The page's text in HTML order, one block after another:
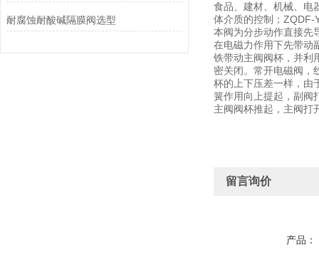
耐腐蚀耐酸碱隔膜阀选型
食品、建材、机械、电
体介质的控制；ZQDF-
本阀为分步动作直接先
在电磁力作用下先带动
铁带动主阀阀杯，并利
密关闭。常开电磁阀，
杯的上下压差一样，由
簧作用向上提起，副阀
主阀阀杯推起，主阀
留言询价
产品：